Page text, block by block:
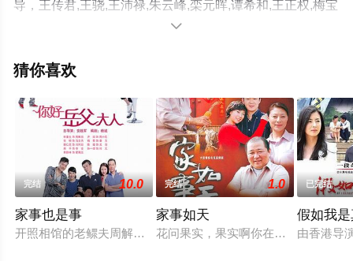
导，王传君,王骁,王沛禄,朱云峰,栾元晖,谭希和,王正权,梅宝
莱,田曦薇,姜冠南,张瑞涵,荣飞,宗俊涛,董宝石,宋郁河等演员
集），手机免费观看高清未删减完整版电视剧全集就来天
剧情网等平台了解。

猜你喜欢
完结 10.0
家事也是事
开照相馆的老鳏夫周解放苦苦追求的退休美术教师秦玉就要出国
完结 1.0
家事如天
花问果实，果实啊你在哪里？果实说
已完结
假如我
由香港导